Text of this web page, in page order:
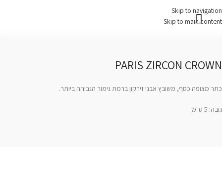
Skip to navigation
Skip to main content
PARIS ZIRCON CROWN
כתר מצופה כסף, משובץ אבני זירקון ברמת גימור הגבוהה ביותר.
גובה: 5 ס"מ